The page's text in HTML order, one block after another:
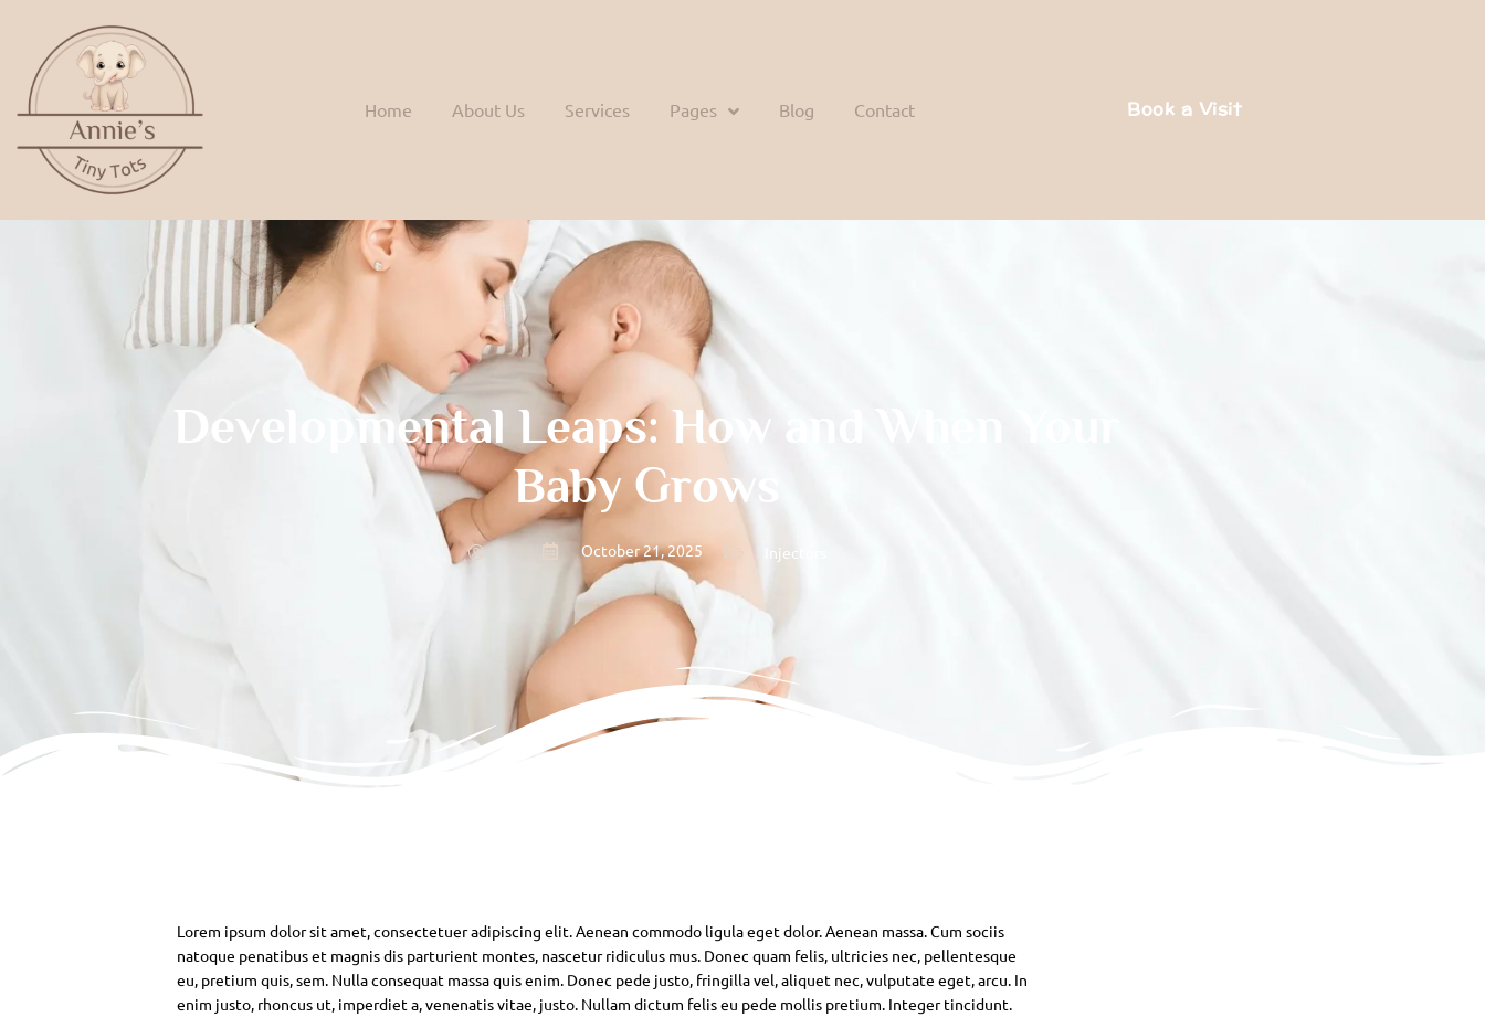
Home About Us Services Pages Blog Contact Book a Visit
Developmental Leaps: How and When Your
Baby Grows
October 21, 2025 Injectors
Lorem ipsum dolor sit amet, consectetuer adipiscing elit. Aenean commodo ligula eget dolor. Aenean massa. Cum sociis
natoque penatibus et magnis dis parturient montes, nascetur ridiculus mus. Donec quam felis, ultricies nec, pellentesque
eu, pretium quis, sem. Nulla consequat massa quis enim. Donec pede justo, fringilla vel, aliquet nec, vulputate eget, arcu. In
enim justo, rhoncus ut, imperdiet a, venenatis vitae, justo. Nullam dictum felis eu pede mollis pretium. Integer tincidunt.